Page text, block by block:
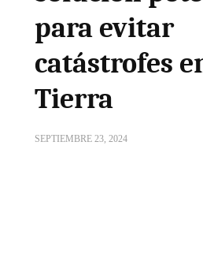
para evitar
catástrofes
Tierra
SEPTIEMBRE 23, 2024